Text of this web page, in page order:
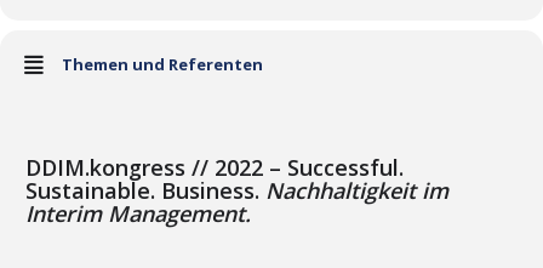
Themen und Referenten
DDIM.kongress // 2022 – Successful.
Sustainable. Business. Nachhaltigkeit im
Interim Management.